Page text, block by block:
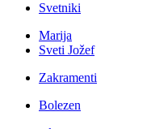
Svetniki
Marija
Sveti Jožef
Zakramenti
Bolezen